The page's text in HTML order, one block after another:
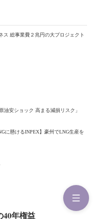
ス 総事業費２兆円の大プロジェクト
油安ショック 高まる減損リスク」
に懸けるINPEX】豪州でLNG生産を
40年権益